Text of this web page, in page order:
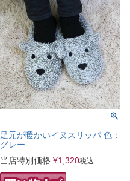
足元が暖かいイヌスリッパ 色：
グレー
当店特別価格 ¥1,320税込